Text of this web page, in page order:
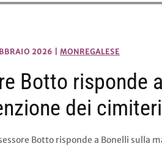
2026 MONREGALESE
Botto risponde
dei cimiteri
Botto risponde a Bonelli sulla